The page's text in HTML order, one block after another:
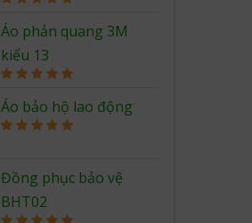
out of 5
Áo phản quang 3M
kiểu 13
out of 5
Áo bảo hộ lao động
Đồng phục bảo vệ
BHT02